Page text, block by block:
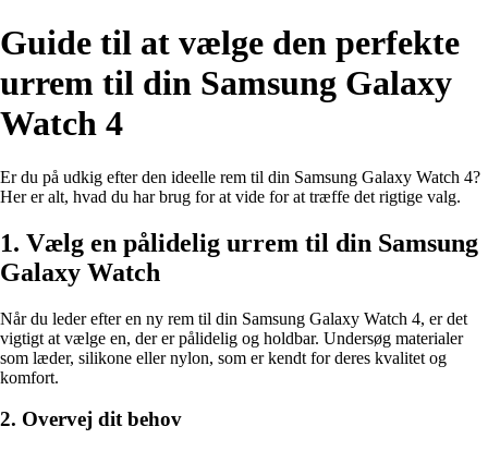
Guide til at vælge den perfekte
urrem til din Samsung Galaxy
Watch 4
Er du på udkig efter den ideelle rem til din Samsung Galaxy Watch 4?
Her er alt, hvad du har brug for at vide for at træffe det rigtige valg.
1. Vælg en pålidelig urrem til din Samsung
Galaxy Watch
Når du leder efter en ny rem til din Samsung Galaxy Watch 4, er det
vigtigt at vælge en, der er pålidelig og holdbar. Undersøg materialer
som læder, silikone eller nylon, som er kendt for deres kvalitet og
komfort.
2. Overvej dit behov